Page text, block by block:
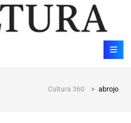
Cultura 360 > abrojo